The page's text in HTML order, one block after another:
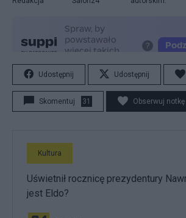
Udostępnij Udostępnij
Skomentuj 31 Obserwuj notkę
Kultura
Uświetnił rocznicę prezydentury
jest Eldo?